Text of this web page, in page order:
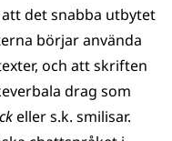
det snabba utbytet
börjar använda
och att skriften
drag som
eller s.k. smilisar.